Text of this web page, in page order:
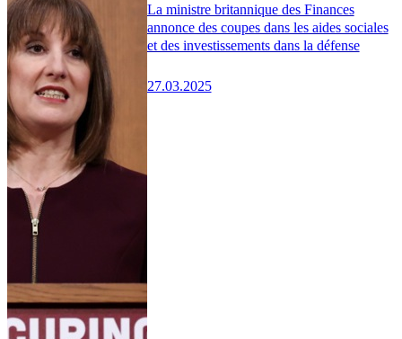
La ministre britannique des Finances
annonce des coupes dans les aides sociales
et des investissements dans la défense
27.03.2025